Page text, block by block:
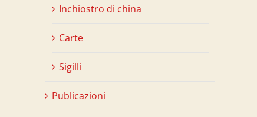
Inchiostro di china
Carte
Sigilli
Publicazioni